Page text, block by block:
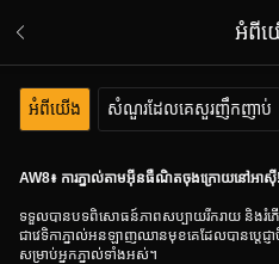
អំពីយ
អំពីយើង សំណួរដែលគេសួរញឹកញាប់
AW8៖ ការភ្នាល់តាមអ៊ីនធឺណិតចុងក្រោយនៅអា
ទទួលបានបទពិសោធន៍ភាពសប្បាយរីករាយ និងរំភ
ជាវេទិកាភ្នាល់អនឡាញឈានមុខគេដែលបានប្តេជ្ញ
សម្រាប់អ្នកភ្នាល់ទាំងអស់។